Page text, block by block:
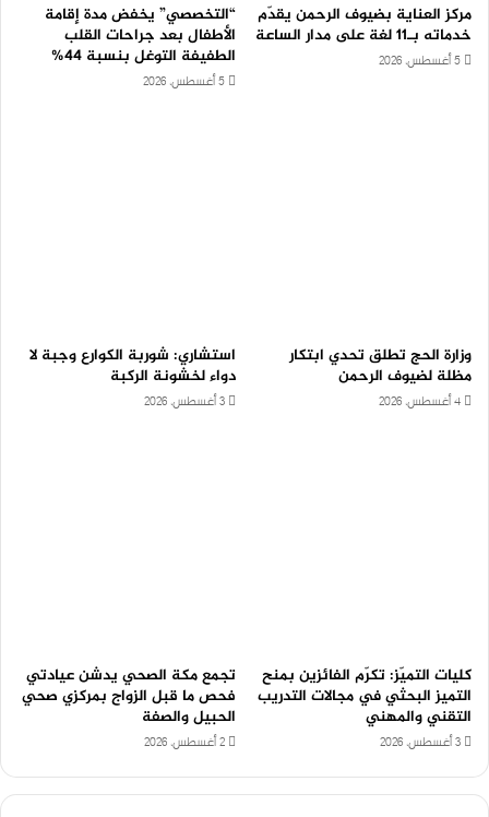
مركز العناية بضيوف الرحمن يقدّم
خدماته بـ11 لغة على مدار الساعة
5 أغسطس، 2026
“التخصصي” يخفض مدة إقامة
الأطفال بعد جراحات القلب
الطفيفة التوغل بنسبة 44%
5 أغسطس، 2026
وزارة الحج تطلق تحدي ابتكار
مظلة لضيوف الرحمن
4 أغسطس، 2026
استشاري: شوربة الكوارع وجبة لا
دواء لخشونة الركبة
3 أغسطس، 2026
كليات التميّز: تكرّم الفائزين بمنح
التميز البحثي في مجالات التدريب
التقني والمهني
3 أغسطس، 2026
تجمع مكة الصحي يدشن عيادتي
فحص ما قبل الزواج بمركزي صحي
الحبيل والصفة
2 أغسطس، 2026